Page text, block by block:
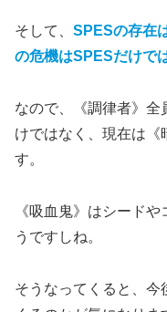
そして、 SPESの存在
の危機はSPESだけで
なので、《調律者》
けではなく、現在は
す。
《吸血鬼》はシード
うですしね。
そうなってくると、今